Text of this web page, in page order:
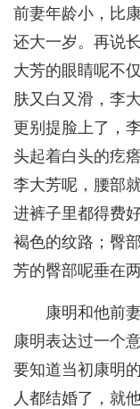
前妻年龄小，比
还大一岁。再说
大芳的眼睛呢不
肤又白又滑，李
更别提脸上了，
头起着白头的疙
李大芳呢，腰部
进裤子里都得费
褐色的纹路；臀
芳的臀部呢垂在
康明和他前
康明表达过一个
要知道当初康明
人都结婚了，就